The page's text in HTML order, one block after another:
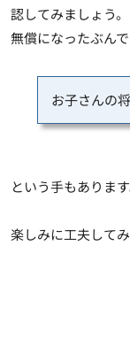
認してみましょう。
無償になったぶんで
お子さんの
という手もあります
楽しみに工夫して